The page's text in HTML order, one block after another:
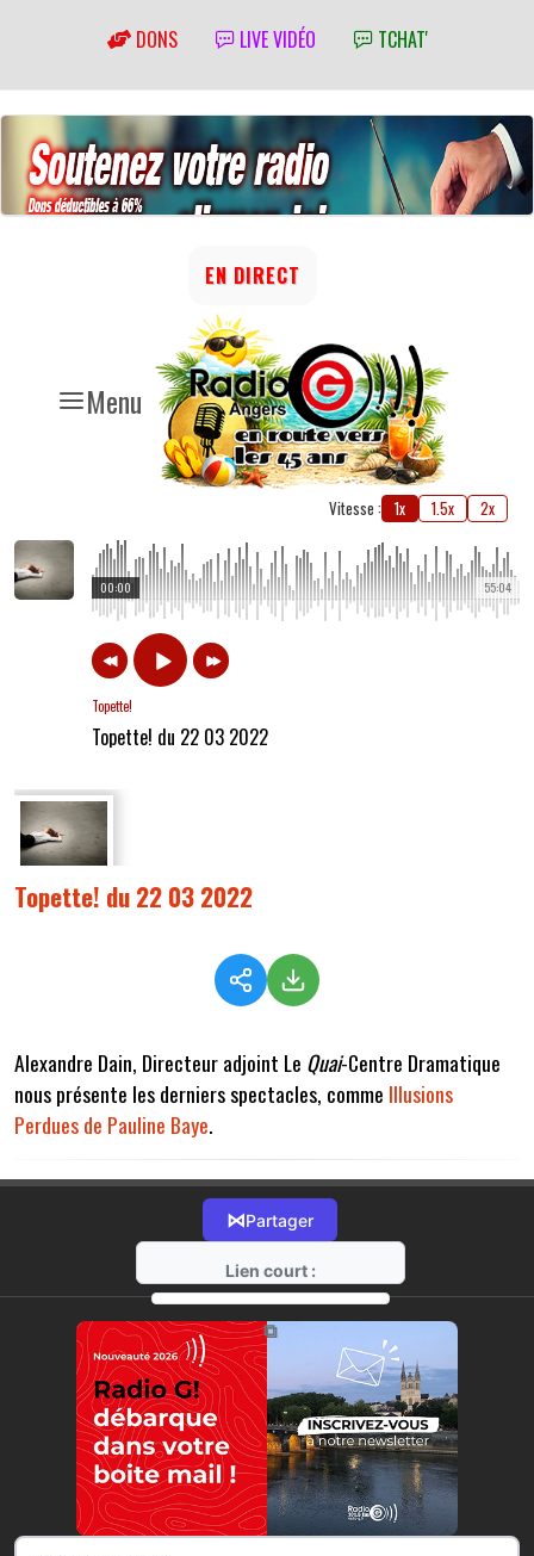
DONS LIVE VIDÉO TCHAT'
Menu
EN DIRECT
Vitesse : 1x 1.5x 2x
55:04
00:00
Topette!
Topette! du 22 03 2022
Topette! du 22 03 2022
Alexandre Dain, Directeur adjoint Le Quai-Centre Dramatique
nous présente les derniers spectacles, comme Illusions
Perdues de Pauline Baye.
⋈Partager
Lien court :
https://radio-g.fr?7969
⧉